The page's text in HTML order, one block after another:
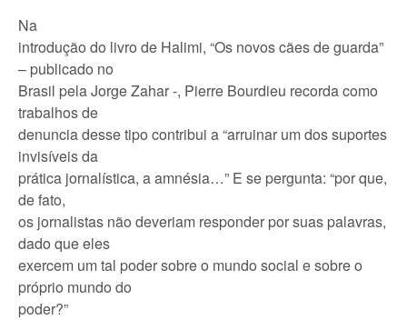
Na
introdução do livro de Halimi, “Os novos cães de guarda”
– publicado no
Brasil pela Jorge Zahar -, Pierre Bourdieu recorda como
trabalhos de
denuncia desse tipo contribui a “arruinar um dos suportes
invisíveis da
prática jornalística, a amnésia…” E se pergunta: “por que,
de fato,
os jornalistas não deveriam responder por suas palavras,
dado que eles
exercem um tal poder sobre o mundo social e sobre o
próprio mundo do
poder?”